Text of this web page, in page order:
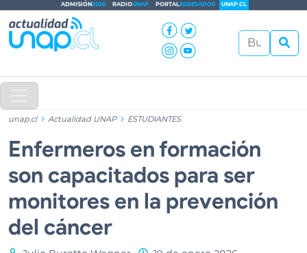
ADMISIÓN2026 RADIOUNAP PORTALEGRESADOS UNAP.CL
unap.cl Actualidad UNAP ESTUDIANTES
Enfermeros en formación
son capacitados para ser
monitores en la prevención
del cáncer